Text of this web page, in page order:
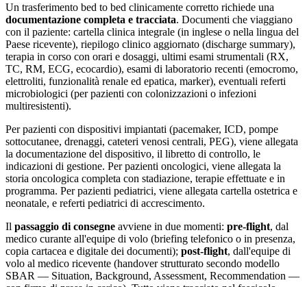
Un trasferimento bed to bed clinicamente corretto richiede una
documentazione completa e tracciata. Documenti che viaggiano
con il paziente: cartella clinica integrale (in inglese o nella lingua del
Paese ricevente), riepilogo clinico aggiornato (discharge summary),
terapia in corso con orari e dosaggi, ultimi esami strumentali (RX,
TC, RM, ECG, ecocardio), esami di laboratorio recenti (emocromo,
elettroliti, funzionalità renale ed epatica, marker), eventuali referti
microbiologici (per pazienti con colonizzazioni o infezioni
multiresistenti).
Per pazienti con dispositivi impiantati (pacemaker, ICD, pompe
sottocutanee, drenaggi, cateteri venosi centrali, PEG), viene allegata
la documentazione del dispositivo, il libretto di controllo, le
indicazioni di gestione. Per pazienti oncologici, viene allegata la
storia oncologica completa con stadiazione, terapie effettuate e in
programma. Per pazienti pediatrici, viene allegata cartella ostetrica e
neonatale, e referti pediatrici di accrescimento.
Il passaggio di consegne avviene in due momenti: pre-flight, dal
medico curante all'equipe di volo (briefing telefonico o in presenza,
copia cartacea e digitale dei documenti); post-flight, dall'equipe di
volo al medico ricevente (handover strutturato secondo modello
SBAR — Situation, Background, Assessment, Recommendation —